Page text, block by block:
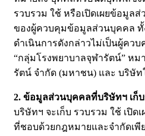
รวบรวม ใช้ หรือเปิดเผยข้อมูล
ของผู้ควบคุมข้อมูลส่วนบุคคล
ดำเนินการดังกล่าวไม่เป็นผู้คว
“กลุ่มโรงพยาบาลจุฬารัตน์” หม
รัตน์ จำกัด (มหาชน) และ บริษัท
2. ข้อมูลส่วนบุคคลที่บริษัทฯ เก็
บริษัทฯ จะเก็บ รวบรวม ใช้ เปิ
ที่ชอบด้วยกฎหมายและจำกัดเพี